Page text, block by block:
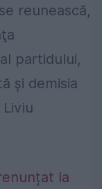
reunească,
partidului,
şi demisia